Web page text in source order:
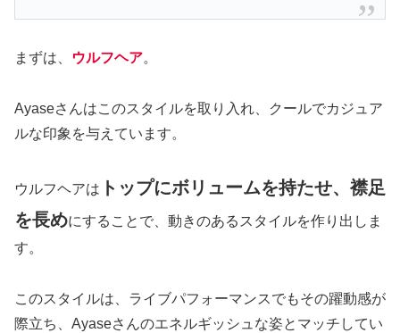
まずは、 ウルフヘア。
Ayaseさんはこのスタイルを取り入れ、クールでカジュア
ルな印象を与えています。
ウルフヘアは トップにボリュームを持たせ、襟足
を長めにすることで、動きのあるスタイルを作り出しま
す。
このスタイルは、ライブパフォーマンスでもその躍動感が
際立ち、Ayaseさんのエネルギッシュな姿とマッチしてい